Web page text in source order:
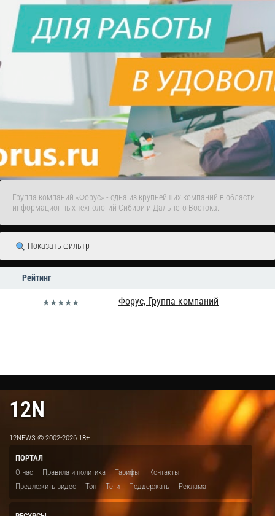
Группа компаний «Форус» - одна из крупнейших компаний в области
информационных технологий Сибири и Дальнего Востока.
Показать фильтр
Рейтинг
Форус, Группа компаний
12N
12NEWS © 2002-2026 18+
ПОРТАЛ
О нас
Правила и политика Тарифы
Контакты
Предложить видео
Топ Теги Поддержать Реклама